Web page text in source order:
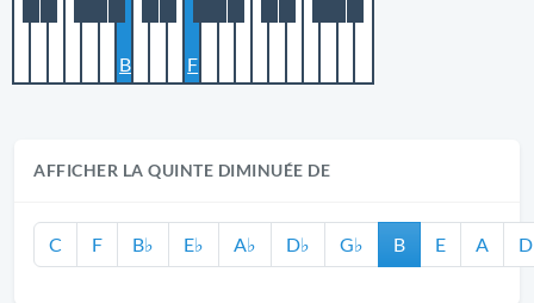
B F
AFFICHER LA QUINTE DIMINUÉE DE
C F B♭ E♭ A♭ D♭ G♭ B E A D